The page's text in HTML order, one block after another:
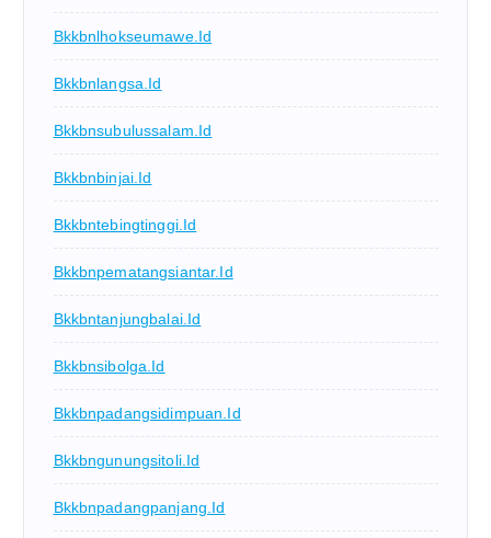
Bkkbnlhokseumawe.id
Bkkbnlangsa.id
Bkkbnsubulussalam.id
Bkkbnbinjai.id
Bkkbntebingtinggi.id
Bkkbnpematangsiantar.id
Bkkbntanjungbalai.id
Bkkbnsibolga.id
Bkkbnpadangsidimpuan.id
Bkkbngunungsitoli.id
Bkkbnpadangpanjang.id